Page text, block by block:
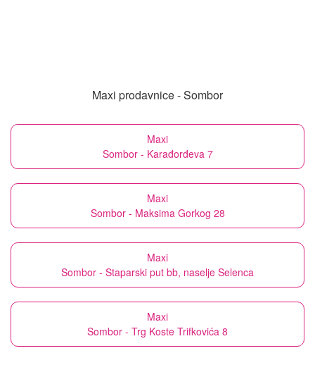
Maxi prodavnice - Sombor
Maxi
Sombor - Karađorđeva 7
Maxi
Sombor - Maksima Gorkog 28
Maxi
Sombor - Staparski put bb, naselje Selenca
Maxi
Sombor - Trg Koste Trifkovića 8